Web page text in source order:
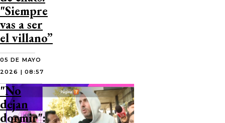
"Siempre
vas a ser
el villano”
05 DE MAYO
2026 | 08:57
"No
dejan
dormir":